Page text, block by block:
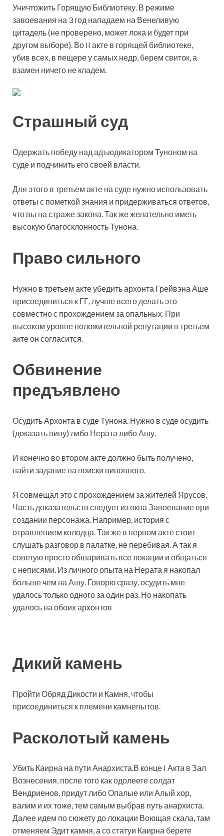
Уничтожить Горящую Библиотеку. В режиме
завоевания на 3 год нападаем на Венеливую
цитадель (не проверено, может лока и будет при
другом выборе). Во II акте в горящей библиотеке,
убив всех, в пещере у самых недр, берем свиток, а
взамен ничего не кладем.
Страшный суд
Одержать победу над адъюдикатором Туноном на
суде и подчинить его своей власти.
Для этого в третьем акте на суде нужно использовать
ответы с пометкой знания и придерживаться ответов,
что вы на страже закона. Так же желательно иметь
высокую благосклонность Тунона.
Право сильного
Нужно в третьем акте убедить архонта Грейвэна Аше
присоединиться к ГГ, лучше всего делать это
совместно с прохождением за опальных. При
высоком уровне положительной репутации в третьем
акте он согласится.
Обвинение
предъявлено
Осудить Архонта в суде Тунона. Нужно в суде осудить
(доказать вину) либо Нерата либо Ашу.
И конечно во втором акте должно быть получено,
найти задание на поиски виновного.
Я совмещал это с прохождением за жителей Ярусов.
Часть доказательств следует из окна Завоевание при
создании персонажа. Например, история с
отравлением колодца. Так же в первом акте стоит
слушать разговор в палатке, не перебивая. А так я
советую просто обшаривать все локации и общаться
с неписями. Из личного опыта на Нерата я накопал
больше чем на Ашу. Говорю сразу, осудить мне
удалось только одного за один раз. Но накопать
удалось на обоих архонтов
Дикий камень
Пройти Обряд Дикости и Камня, чтобы
присоединиться к племени камнепытов.
Расколотый камень
Убить Каирна на пути Анархиста.В конце I Акта в Зал
Вознесения, после того как одолеете солдат
Вендриенов, придут либо Опалые или Алый хор,
валим и их тоже, тем самым выбрав путь анархиста.
Далее идем по сюжету до локации Воющая скала, там
отменяем Эдит камня, а со статуи Каирна берете